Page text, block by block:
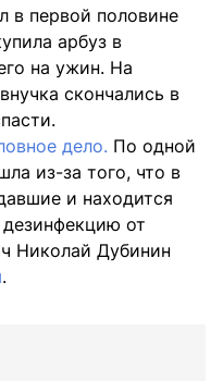
в первой половине
арбуз в
на ужин. На
скончались в
дело. По одной
из-за того, что в
и находится
от
Николай Дубинин
.